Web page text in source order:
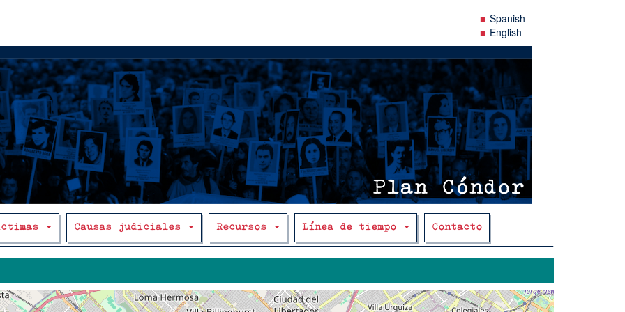
Spanish
English
Causas judiciales Recursos Línea de tiempo Contacto